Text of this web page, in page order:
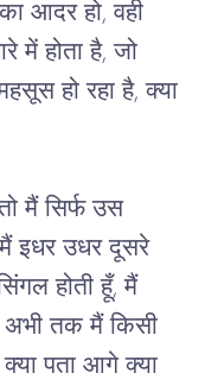
आदर हो, वही
में होता है, जो
हो रहा है, क्या
मैं सिर्फ उस
इधर उधर दूसरे
होती हूँ, मैं
तक मैं किसी
पता आगे क्या